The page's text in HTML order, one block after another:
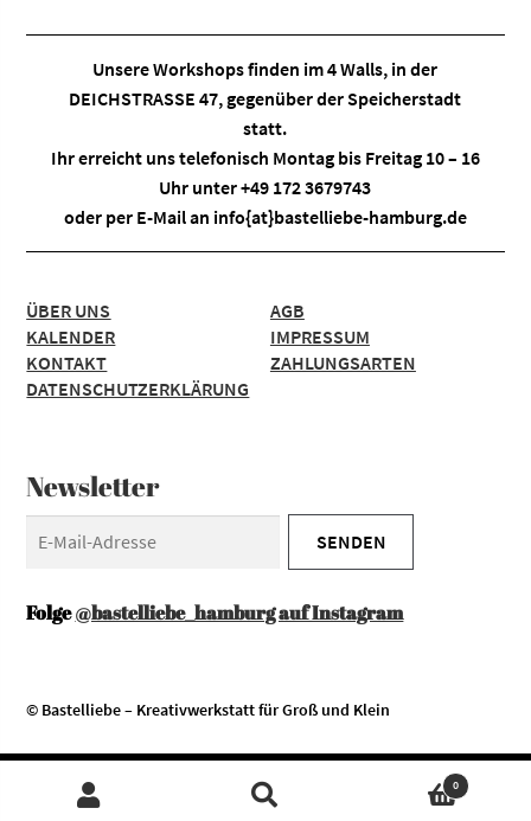
Zustimmen
Services erklären Sie sich damit einverstanden, dass wir Cookies
- Mehr erfahren
Unsere Workshops finden im4 Walls, in der
DEICHSTRASSE 47, gegenüber der Speicherstadt
statt.
Ihr erreicht uns telefonisch Montag bis Freitag 10 – 16
Uhr unter +49 172 3679743
oder per E-Mail an info{at}bastelliebe-hamburg.de
ÜBER UNS
KALENDER
KONTAKT
DATENSCHUTZERKLÄRUNG
AGB
IMPRESSUM
ZAHLUNGSARTEN
Newsletter
Folge@bastelliebe_hamburg auf Instagram
© Bastelliebe – Kreativwerkstatt für Groß und Klein
0